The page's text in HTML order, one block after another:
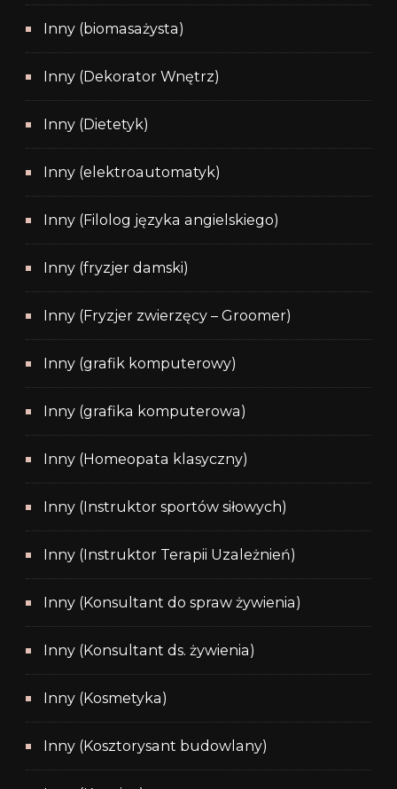
Inny (biomasażysta)
Inny (Dekorator Wnętrz)
Inny (Dietetyk)
Inny (elektroautomatyk)
Inny (Filolog języka angielskiego)
Inny (fryzjer damski)
Inny (Fryzjer zwierzęcy – Groomer)
Inny (grafik komputerowy)
Inny (grafika komputerowa)
Inny (Homeopata klasyczny)
Inny (Instruktor sportów siłowych)
Inny (Instruktor Terapii Uzależnień)
Inny (Konsultant do spraw żywienia)
Inny (Konsultant ds. żywienia)
Inny (Kosmetyka)
Inny (Kosztorysant budowlany)